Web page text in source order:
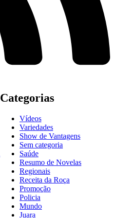
Categorias
Vídeos
Variedades
Show de Vantagens
Sem categoria
Saúde
Resumo de Novelas
Regionais
Receita da Roça
Promoção
Policia
Mundo
Juara